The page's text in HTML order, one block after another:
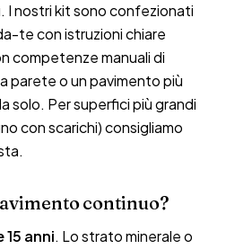
I nostri kit sono confezionati
te con istruzioni chiare
competenze manuali di
parete o un pavimento più
solo. Per superfici più grandi
con scarichi) consigliamo
continuo?
15 anni. Lo strato minerale o